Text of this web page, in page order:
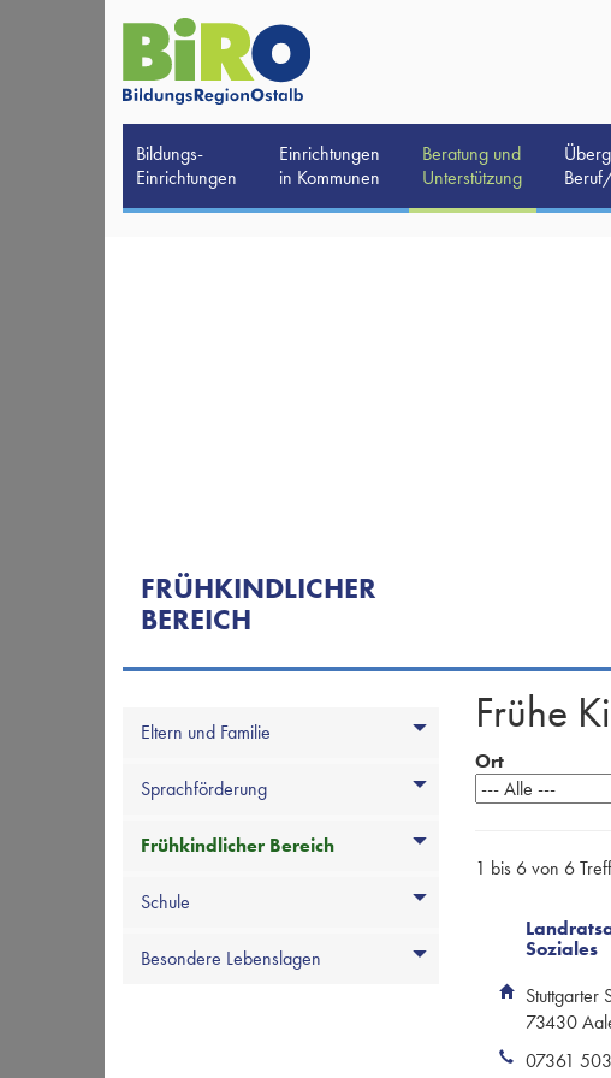
Bildungs-
Einrichtungen
Einrichtungen
in Kommunen
Beratung und
Unterstützung
FRÜHKINDLICHER
BEREICH
Eltern und Familie
Sprachförderung
Frühkindlicher Bereich
Schule
Besondere Lebenslagen
Frühe
Ort
1 bis 6 von 6
Soziales
Stuttgarter
73430
07361